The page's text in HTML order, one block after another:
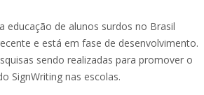
educação de alunos surdos no Brasil
e está em fase de desenvolvimento.
sendo realizadas para promover o
SignWriting nas escolas.